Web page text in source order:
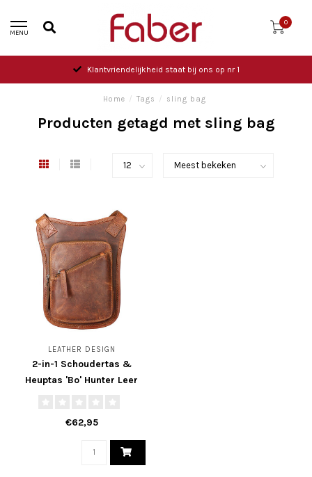
MENU
0
Klantvriendelijkheid staat bij ons op nr 1
Home / Tags / sling bag
Producten getagd met sling bag
LEATHER DESIGN
2-in-1 Schoudertas &
Heuptas 'Bo' Hunter Leer
€62,95